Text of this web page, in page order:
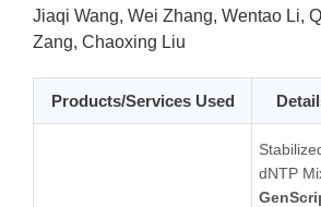
Jiaqi Wang, Wei Zhang, Wentao Li,
Zang, Chaoxing Liu
Products/Services Used
dNTP